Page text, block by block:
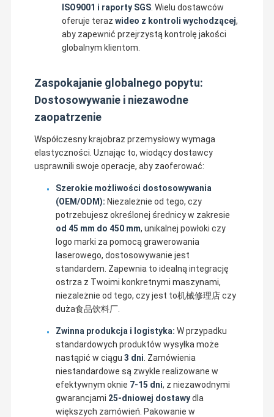
Włókna z węglanu wolframu
Płyty do szredników z tworzyw sztucznych
Noże i ostrza przemysłowe
ISO9001 i raporty SGS. Wielu dostawców
oferuje teraz wideo z kontroli wychodzącej,
aby zapewnić przejrzystą kontrolę jakości
globalnym klientom.
Zaspokajanie globalnego popytu:
Dostosowywanie i niezawodne
zaopatrzenie
Współczesny krajobraz przemysłowy wymaga
elastyczności. Uznając to, wiodący dostawcy
usprawnili swoje operacje, aby zaoferować:
Szerokie możliwości dostosowywania
(OEM/ODM): Niezależnie od tego, czy
potrzebujesz określonej średnicy w zakresie
od 45 mm do 450 mm, unikalnej powłoki czy
logo marki za pomocą grawerowania
laserowego, dostosowywanie jest
standardem. Zapewnia to idealną integrację
ostrza z Twoimi konkretnymi maszynami,
niezależnie od tego, czy jest to机械修理店 czy
duża食品饮料厂.
Zwinna produkcja i logistyka: W przypadku
standardowych produktów wysyłka może
nastąpić w ciągu 3 dni . Zamówienia
niestandardowe są zwykle realizowane w
efektywnym oknie 7-15 dni, z niezawodnymi
gwarancjami 25-dniowej dostawydla
większych zamówień. Pakowanie w